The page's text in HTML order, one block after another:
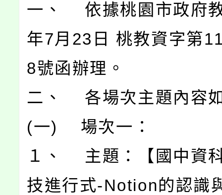
一、 依據桃園市政府
年7月23日 桃教資字第
8號函辦理。
二、 各場次主題內容
(一) 場次一：
１、 主題：【國中資
技進行式-Notion的認識